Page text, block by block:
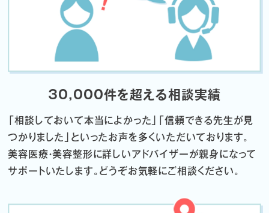
30,000件を超える相談実績
「相談しておいて本当によかった」「信頼できる先生が見
つかりました」 といったお声を多くいただいております。
美容医療・美容整形に詳しいアドバイザーが親身になって
サポートいたします。 どうぞお気軽にご相談ください。